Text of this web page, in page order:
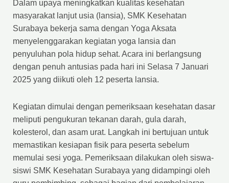
Dalam upaya meningkatkan kualitas kesehatan
masyarakat lanjut usia (lansia), SMK Kesehatan
Surabaya bekerja sama dengan Yoga Aksata
menyelenggarakan kegiatan yoga lansia dan
penyuluhan pola hidup sehat. Acara ini berlangsung
dengan penuh antusias pada hari ini Selasa 7 Januari
2025 yang diikuti oleh 12 peserta lansia.
Kegiatan dimulai dengan pemeriksaan kesehatan dasar
meliputi pengukuran tekanan darah, gula darah,
kolesterol, dan asam urat. Langkah ini bertujuan untuk
memastikan kesiapan fisik para peserta sebelum
memulai sesi yoga. Pemeriksaan dilakukan oleh siswa-
siswi SMK Kesehatan Surabaya yang didampingi oleh